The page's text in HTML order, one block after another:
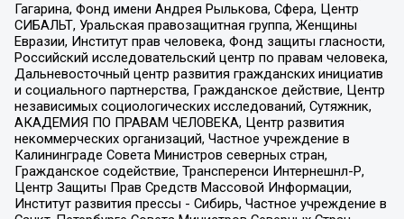
Гагарина, Фонд имени Андрея Рылькова, Сфера, Центр
СИБАЛЬТ, Уральская правозащитная группа, Женщины
Евразии, Институт прав человека, Фонд защиты гласности,
Российский исследовательский центр по правам человека,
Дальневосточный центр развития гражданских инициатив
и социального партнерства, Гражданское действие, Центр
независимых социологических исследований, Сутяжник,
АКАДЕМИЯ ПО ПРАВАМ ЧЕЛОВЕКА, Центр развития
некоммерческих организаций, Частное учреждение в
Калининграде Совета Министров северных стран,
Гражданское содействие, Трансперенси Интернешнл-Р,
Центр Защиты Прав Средств Массовой Информации,
Институт развития прессы - Сибирь, Частное учреждение в